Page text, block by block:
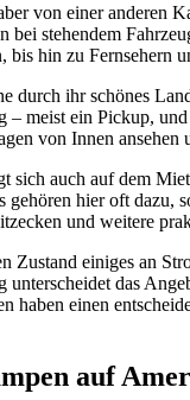
von einer anderen
bei stehendem
bis hin zu Fernsehern
durch ihr schönes
– meist ein Pickup,
von Innen
sich auch auf dem
gehören hier oft dazu,
und weitere
Zustand einiges an
das
haben einen
auf